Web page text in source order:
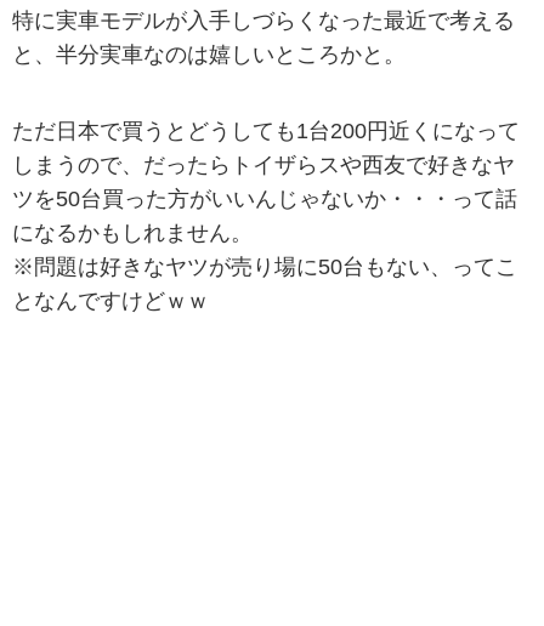
特に実車モデルが入手しづらくなった最近で考える
と、半分実車なのは嬉しいところかと。
ただ日本で買うとどうしても1台200円近くになって
しまうので、だったらトイザらスや西友で好きなヤ
ツを50台買った方がいいんじゃないか・・・って話
になるかもしれません。
※問題は好きなヤツが売り場に50台もない、ってこ
となんですけどｗｗ